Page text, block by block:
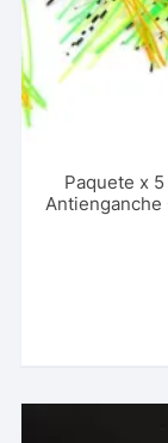
Paquete x
Antienganche